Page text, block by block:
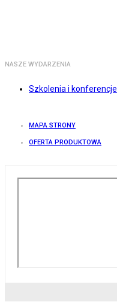
NASZE WYDARZENIA
Szkolenia i konferencje
MAPA STRONY
OFERTA PRODUKTOWA